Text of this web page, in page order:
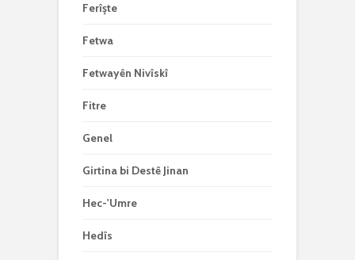
Ferîşte
Fetwa
Fetwayên Nivîskî
Fitre
Genel
Girtina bi Destê Jinan
Hec-'Umre
Hedîs